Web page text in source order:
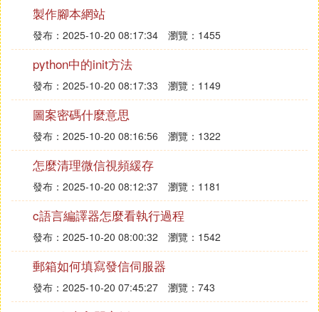
製作腳本網站
發布：2025-10-20 08:17:34 瀏覽：1455
python中的init方法
發布：2025-10-20 08:17:33 瀏覽：1149
圖案密碼什麼意思
發布：2025-10-20 08:16:56 瀏覽：1322
怎麼清理微信視頻緩存
發布：2025-10-20 08:12:37 瀏覽：1181
c語言編譯器怎麼看執行過程
發布：2025-10-20 08:00:32 瀏覽：1542
郵箱如何填寫發信伺服器
發布：2025-10-20 07:45:27 瀏覽：743